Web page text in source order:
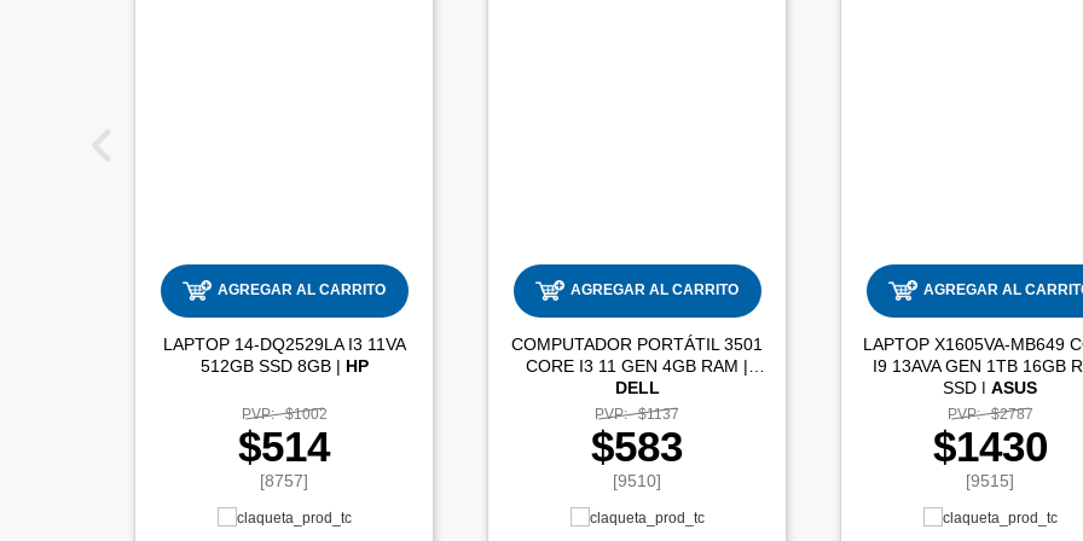
AGREGAR AL CARRITO
LAPTOP 14-DQ2529LA I3 11VA
512GB SSD 8GB | HP
PVP: $1002
$514
[8757]
AGREGAR AL CARRITO
COMPUTADOR PORTÁTIL 3501
CORE I3 11 GEN 4GB RAM |
DELL
PVP: $1137
$583
[9510]
AGREGAR AL
LAPTOP X1605VA-MB649
I9 13AVA GEN 1TB 16GB
SSD |ASUS
PVP: $2787
$1430
[9515]